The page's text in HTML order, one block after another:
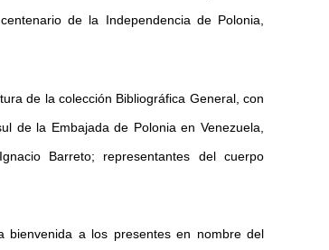
de la Independencia de Polonia,
de la colección Bibliográfica General, con
de la Embajada de Polonia en Venezuela,
Barreto; representantes del cuerpo
bienvenida a los presentes en nombre del